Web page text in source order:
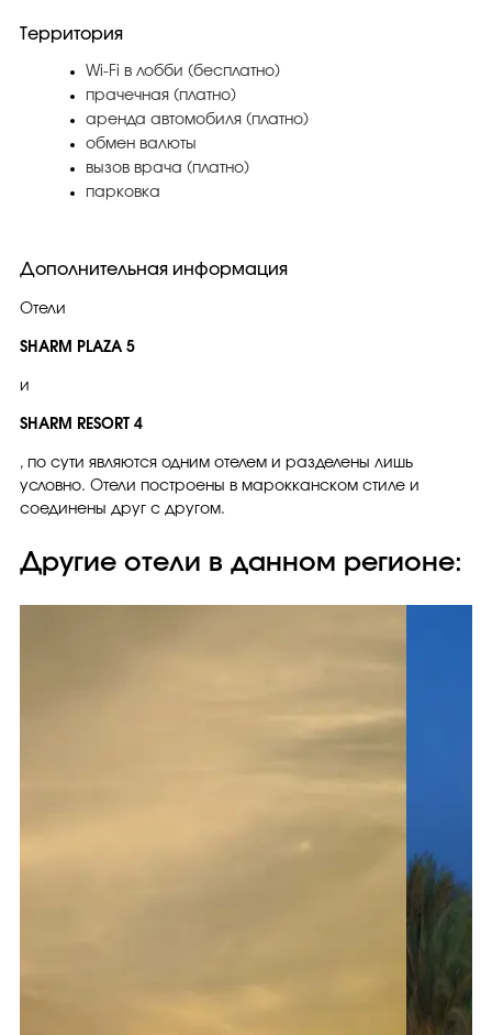
Территория
Wi-Fi в лобби (бесплатно)
прачечная (платно)
аренда автомобиля (платно)
обмен валюты
вызов врача (платно)
парковка
Дополнительная информация
Отели
SHARM PLAZA 5
и
SHARM RESORT 4
, по сути являются одним отелем и разделены лишь
условно. Отели построены в марокканском стиле и
соединены друг с другом.
Другие отели в данном регионе: